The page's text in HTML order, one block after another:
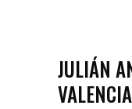
JULIÁN
VALENCIA